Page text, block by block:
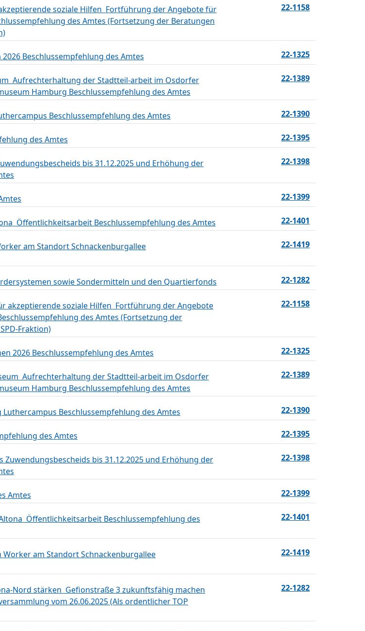
soziale Hilfen  Fortführung der Angebote für
des Amtes (Fortsetzung der Beratungen
22-1158
Beschlussempfehlung des Amtes 22-1325
 Aufrechterhaltung der Stadtteil-arbeit im Osdorfer
Hamburg Beschlussempfehlung des Amtes
22-1389
Beschlussempfehlung des Amtes 22-1390
des Amtes 22-1395
bis 31.12.2025 und Erhöhung der
22-1398
22-1399
 Öffentlichkeitsarbeit Beschlussempfehlung des Amtes 22-1401
am Standort Schnackenburgallee
22-1419
sowie Sondermitteln und den Quartierfonds 22-1282
soziale Hilfen  Fortführung der Angebote
des Amtes (Fortsetzung der
Fraktion)
22-1158
2026 Beschlussempfehlung des Amtes 22-1325
 Aufrechterhaltung der Stadtteil-arbeit im Osdorfer
Hamburg Beschlussempfehlung des Amtes
22-1389
Beschlussempfehlung des Amtes 22-1390
des Amtes 22-1395
Zuwendungsbescheids bis 31.12.2025 und Erhöhung der
22-1398
Amtes 22-1399
 Öffentlichkeitsarbeit Beschlussempfehlung des
22-1401
Worker am Standort Schnackenburgallee
22-1419
Nord stärken  Gefionstraße 3 zukunftsfähig machen
vom 26.06.2025 (Als ordentlicher TOP
22-1282